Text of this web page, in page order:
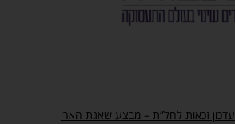
עדכון זכאות לחל”ת – מבצע שאגת הארי